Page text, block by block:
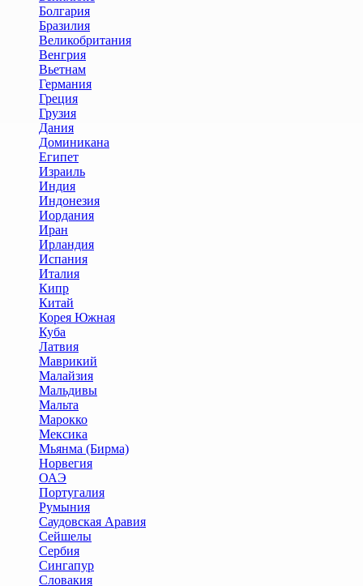
Болгария
Бразилия
Великобритания
Венгрия
Вьетнам
Германия
Греция
Грузия
Дания
Доминикана
Египет
Израиль
Индия
Индонезия
Иордания
Иран
Ирландия
Испания
Италия
Кипр
Китай
Корея Южная
Куба
Латвия
Маврикий
Малайзия
Мальдивы
Мальта
Марокко
Мексика
Мьянма (Бирма)
Норвегия
ОАЭ
Португалия
Румыния
Саудовская Аравия
Сейшелы
Сербия
Сингапур
Словакия